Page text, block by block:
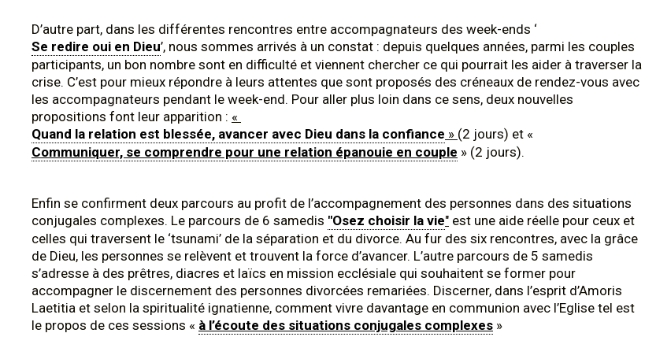
D’autre part, dans les différentes rencontres entre accompagnateurs des week-ends ‘
Se redire oui en Dieu’, nous sommes arrivés à un constat : depuis quelques années, parmi les couples
participants, un bon nombre sont en difficulté et viennent chercher ce qui pourrait les aider à traverser la
crise. C’est pour mieux répondre à leurs attentes que sont proposés des créneaux de rendez-vous avec
les accompagnateurs pendant le week-end. Pour aller plus loin dans ce sens, deux nouvelles
propositions font leur apparition : «
Quand la relation est blessée, avancer avec Dieu dans la confiance » (2 jours) et «
Communiquer, se comprendre pour une relation épanouie en couple » (2 jours).
Enfin se confirment deux parcours au profit de l’accompagnement des personnes dans des situations
conjugales complexes. Le parcours de 6 samedis "Osez choisir la vie" est une aide réelle pour ceux et
celles qui traversent le ‘tsunami’ de la séparation et du divorce. Au fur des six rencontres, avec la grâce
de Dieu, les personnes se relèvent et trouvent la force d’avancer. L’autre parcours de 5 samedis
s’adresse à des prêtres, diacres et laïcs en mission ecclésiale qui souhaitent se former pour
accompagner le discernement des personnes divorcées remariées. Discerner, dans l’esprit d’Amoris
Laetitia et selon la spiritualité ignatienne, comment vivre davantage en communion avec l’Eglise tel est
le propos de ces sessions « à l’écoute des situations conjugales complexes »